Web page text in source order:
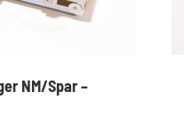
NM/Spar –